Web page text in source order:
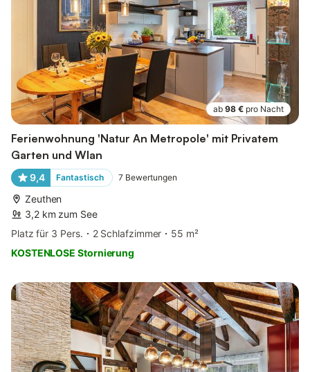
ab 98 € pro Nacht
Ferienwohnung 'Natur An Metropole' mit Privatem
Garten und Wlan
9,4 Fantastisch 7 Bewertungen
Zeuthen
3,2 km zum See
Platz für 3 Pers.
2 Schlafzimmer
55 m²
KOSTENLOSE Stornierung